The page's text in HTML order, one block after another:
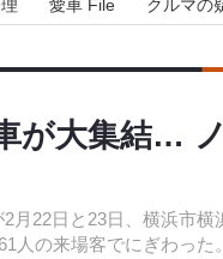
愛車 File クルマの
が大集結…
22日と23日、横浜市横
人の来場客でにぎわった